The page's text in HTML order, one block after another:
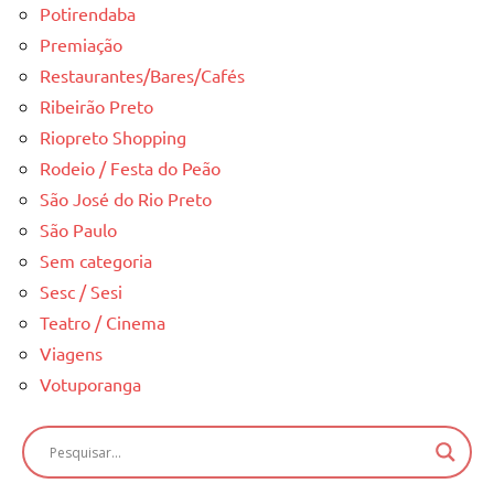
Potirendaba
Premiação
Restaurantes/Bares/Cafés
Ribeirão Preto
Riopreto Shopping
Rodeio / Festa do Peão
São José do Rio Preto
São Paulo
Sem categoria
Sesc / Sesi
Teatro / Cinema
Viagens
Votuporanga